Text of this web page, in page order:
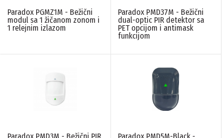
RS-232 IZLAZ
Paradox PGMZ1M - Bežični
modul sa 1 žičanom zonom i
1 relejnim izlazom
Paradox PMD37M - Bežični
dual-optic PIR detektor sa
PET opcijom i antimask
funkcijom